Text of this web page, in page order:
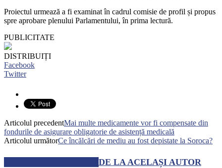
Proiectul urmează a fi examinat în cadrul comisie de profil și propus
spre aprobare plenului Parlamentului, în prima lectură.
PUBLICITATE
DISTRIBUIȚI
Facebook
Twitter
Articolul precedentMai multe medicamente vor fi compensate din
fondurile de asigurare obligatorie de asistență medicală
Articolul următorCe încălcări de mediu au fost depistate la Soroca?
DE LA ACELAȘI AUTOR